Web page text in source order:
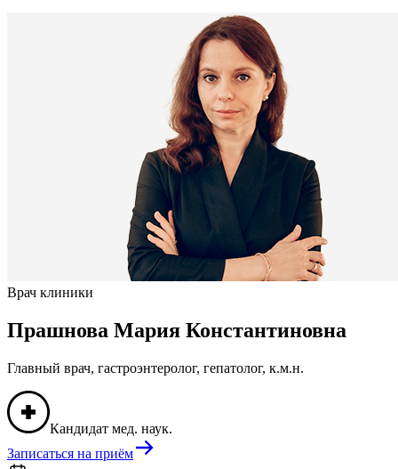
Врач клиники
Прашнова Мария Константиновна
Главный врач, гастроэнтеролог, гепатолог, к.м.н.
Кандидат мед. наук.
Записаться на приём